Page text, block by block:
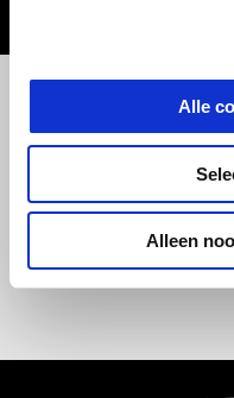
Alle
Alleen